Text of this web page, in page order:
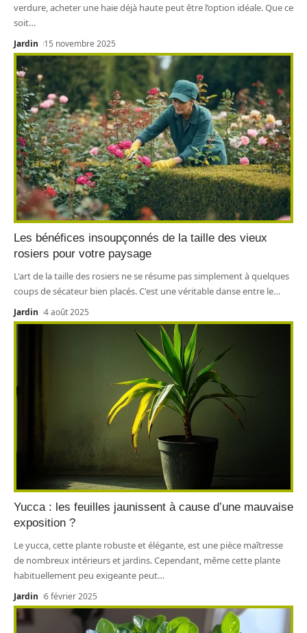
verdure, acheter une haie déjà haute peut être l’option idéale. Que ce
soit…
Jardin 15 novembre 2025
Les bénéfices insoupçonnés de la taille des vieux
rosiers pour votre paysage
L'art de la taille des rosiers ne se résume pas simplement à quelques
coups de sécateur bien placés. C'est une véritable danse entre le…
Jardin 4 août 2025
Yucca : les feuilles jaunissent à cause d’une mauvaise
exposition ?
Le yucca, cette plante robuste et élégante, est une pièce maîtresse
de nombreux intérieurs et jardins. Cependant, même cette plante
habituellement peu exigeante peut…
Jardin 6 février 2025